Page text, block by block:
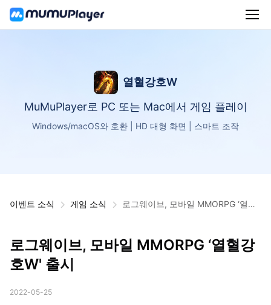
열혈강호W
MuMuPlayer로 PC 또는 Mac에서 게임 플레이
Windows/macOS와 호환 | HD 대형 화면 | 스마트 조작
이벤트 소식 게임 소식
로그웨이브, 모바일 MMORPG ‘열혈
로그웨이브, 모바일 MMORPG ‘열혈강
호W' 출시
2022-05-25